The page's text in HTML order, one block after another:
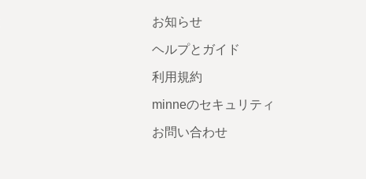
お知らせ
ヘルプとガイド
利用規約
minneのセキュリティ
お問い合わせ